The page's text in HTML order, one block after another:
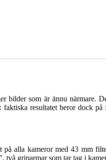
bilder som är ännu närmare.
resultatet beror dock på
alla kameror med 43 mm
griparmar som tar tag i